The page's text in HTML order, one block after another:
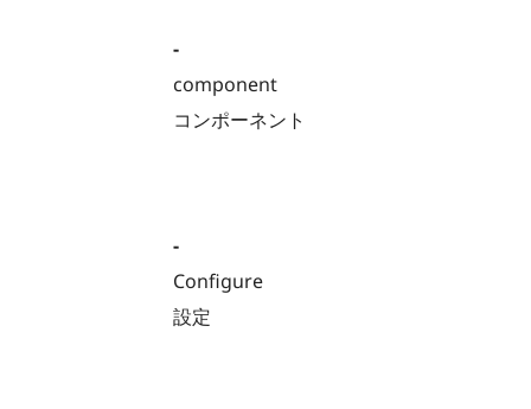
-
component
コンポーネント
-
Configure
設定